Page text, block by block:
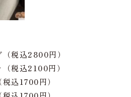
税込2800円）
税込2100円）
込1700円）